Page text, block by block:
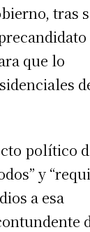
tras
que lo
político
y
a esa